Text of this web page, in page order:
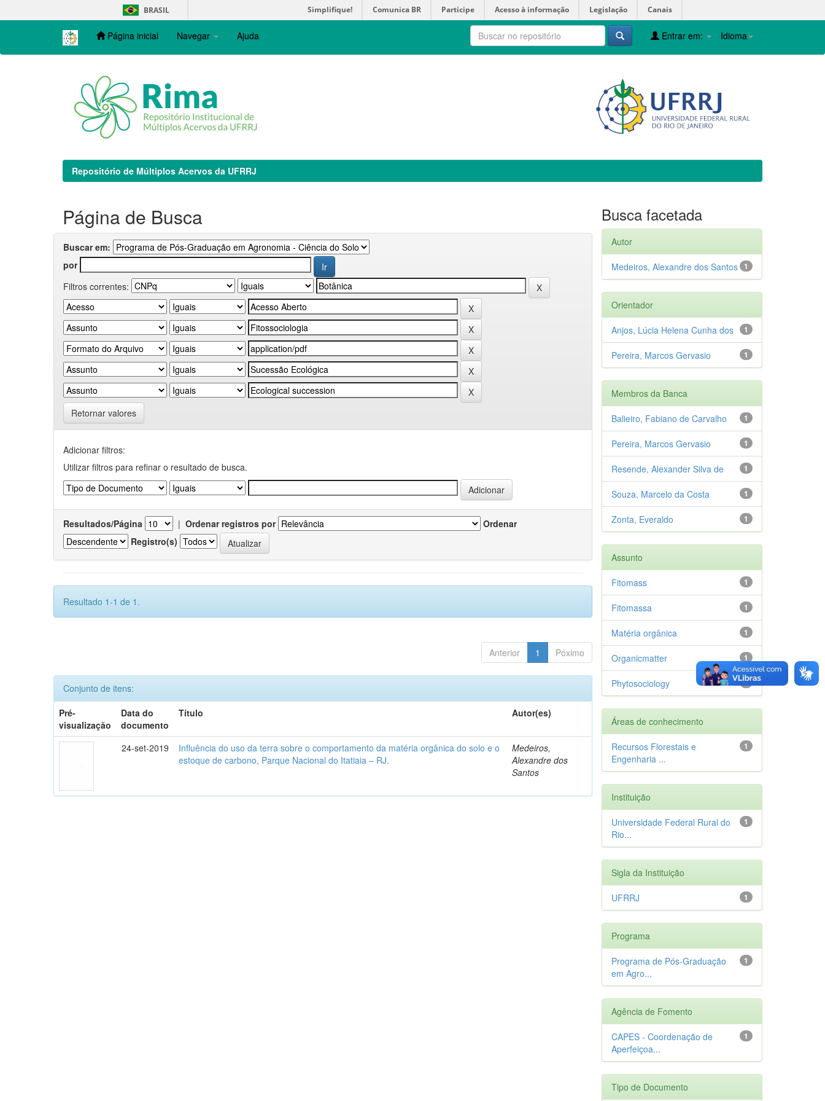
navigation
BRASIL Simplifique! Comunica BR Participe Acesso à informação Legislação Canais
Página inicial Navegar Ajuda Idioma
Entrar em:
Repositório de Múltiplos Acervos da UFRRJ
Página de Busca
Buscar em:
por
Filtros correntes:
Retornar valores
Adicionar filtros:
Utilizar filtros para refinar o resultado de busca.
Resultados/Página | Ordenar registros por
Ordenar
Registro(s)
Resultado 1-1 de 1.
Anterior 1 Póximo
Conjunto de itens:
Pré-
visualização
Data do
documento
Título Autor(es)
24-set-2019
Influência do uso da terra sobre o comportamento da matéria orgânica do solo e o
estoque de carbono, Parque Nacional do Itatiaia – RJ.
Medeiros,
Alexandre dos
Santos
Busca facetada
Autor
1
Medeiros, Alexandre dos Santos
Orientador
1
Anjos, Lúcia Helena Cunha dos
1
Pereira, Marcos Gervasio
Membros da Banca
1
Balieiro, Fabiano de Carvalho
1
Pereira, Marcos Gervasio
1
Resende, Alexander Silva de
1
Souza, Marcelo da Costa
1
Zonta, Everaldo
Assunto
1
Fitomass
1
Fitomassa
1
Matéria orgânica
1
Organicmatter
1
Phytosociology
Áreas de conhecimento
1
Recursos Florestais e
Engenharia ...
Instituição
1
Universidade Federal Rural do
Rio...
Sigla da Instituição
1
UFRRJ
Programa
1
Programa de Pós-Graduação
em Agro...
Agência de Fomento
1
CAPES - Coordenação de
Aperfeiçoa...
Tipo de Documento